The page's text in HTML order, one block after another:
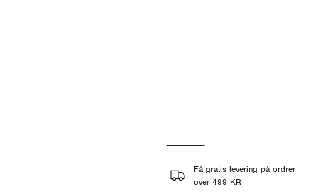
Få gratis levering på ordrer
over 499 KR